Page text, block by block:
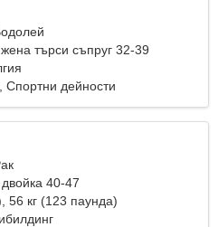
търси съпруг 32-39
Спортни дейности
40-47
56 кг (123 паунда)